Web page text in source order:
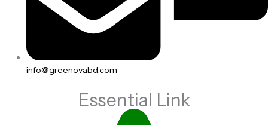
info@greenovabd.com
Essential Link